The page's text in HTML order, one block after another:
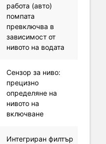
работа (авто)
помпата
превключва в
зависимост от
нивото на водата
Сензор за ниво:
прецизно
определяне на
нивото на
включване
Интегриран филтър